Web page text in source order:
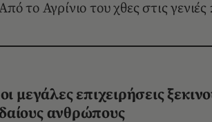
το Αγρίνιο του χθες στις
οι μεγάλες επιχειρήσεις
ανθρώπους